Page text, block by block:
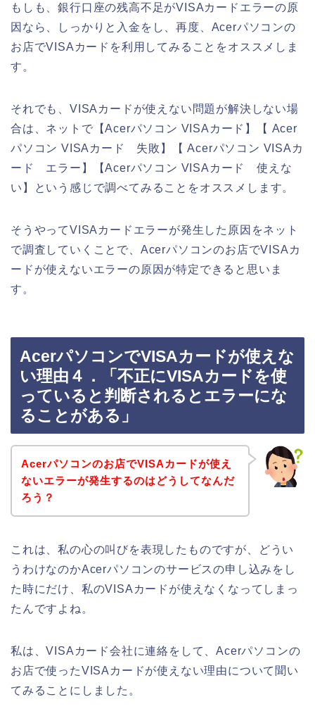
もしも、銀行口座の残高不足がVISAカードエラーの原
因なら、しっかりと入金をし、再度、Acerパソコンの
お店でVISAカードを利用してみることをオススメしま
す。
それでも、VISAカードが使えない問題が解決しない場
合は、ネットで【Acerパソコン VISAカード】【 Acer
パソコン VISAカード 失敗】【 Acerパソコン VISAカ
ード エラー】【Acerパソコン VISAカード 使えな
い】という感じで調べてみることをオススメします。
そうやってVISAカードエラーが発生した原因をネット
で調査していくことで、Acerパソコンのお店でVISAカ
ードが使えないエラーの原因が特定できると思いま
す。
AcerパソコンでVISAカードが使えな
い理由４．「不正にVISAカードを使
っていると判断されるとエラーにな
ることがある」
Acerパソコンのお店でVISAカードが使え
ないエラーが発生するのはどうしてなんだ
ろう？
これは、私の心の叫びを表現したものですが、どうい
うわけなのかAcerパソコンのサービスの申し込みをし
た時にだけ、私のVISAカードが使えなくなってしまっ
たんですよね。
私は、VISAカード会社に連絡をして、Acerパソコンの
お店で使ったVISAカードが使えない理由について聞い
てみることにしました。